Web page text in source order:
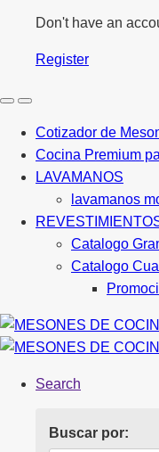
Don't have an
Register
Cotizador de
Cocina Premium
LAVAMANOS
lavamanos
Catalogo
Catalogo
Search
Buscar por: